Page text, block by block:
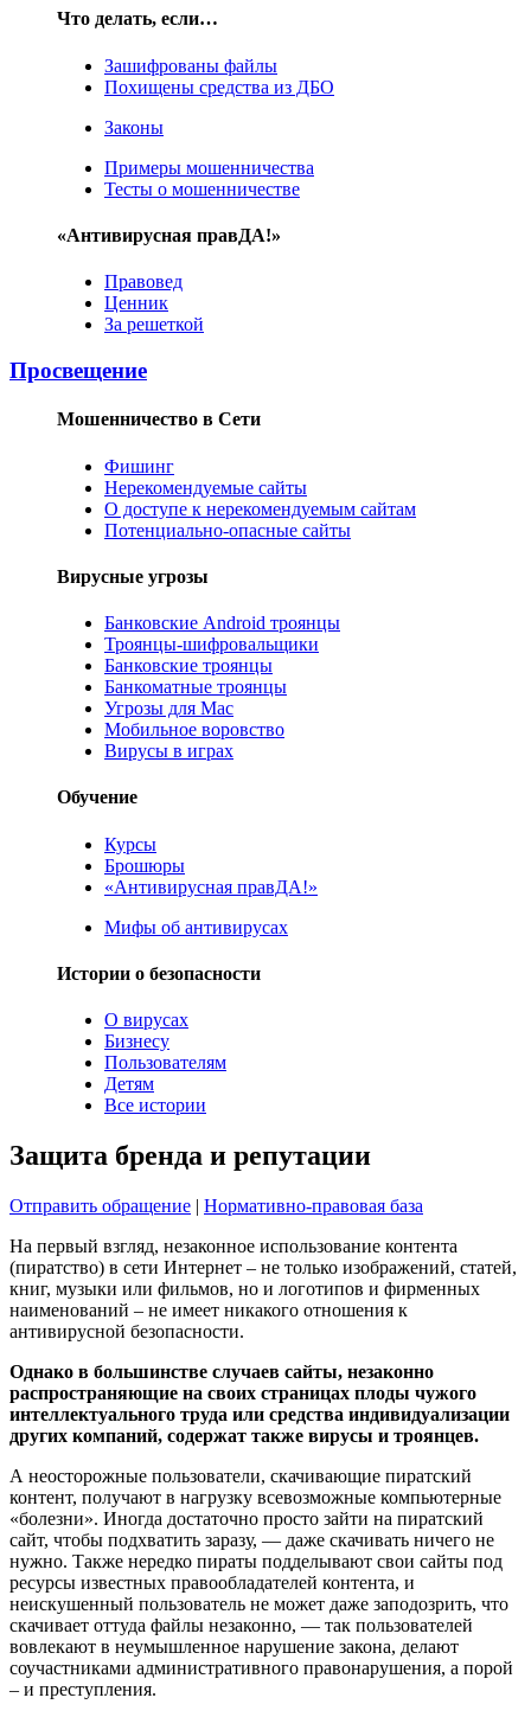
Что делать, если…
Зашифрованы файлы
Похищены средства из ДБО
Законы
Примеры мошенничества
Тесты о мошенничестве
«Антивирусная правДА!»
Правовед
Ценник
За решеткой
Просвещение
Мошенничество в Сети
Фишинг
Нерекомендуемые сайты
О доступе к нерекомендуемым сайтам
Потенциально-опасные сайты
Вирусные угрозы
Банковские Android троянцы
Троянцы-шифровальщики
Банковские троянцы
Банкоматные троянцы
Угрозы для Mac
Мобильное воровство
Вирусы в играх
Обучение
Курсы
Брошюры
«Антивирусная правДА!»
Мифы об антивирусах
Истории о безопасности
О вирусах
Бизнесу
Пользователям
Детям
Все истории
Защита бренда и репутации
Отправить обращение | Нормативно-правовая база
На первый взгляд, незаконное использование контента
(пиратство) в сети Интернет – не только изображений, статей,
книг, музыки или фильмов, но и логотипов и фирменных
наименований – не имеет никакого отношения к
антивирусной безопасности.
Однако в большинстве случаев сайты, незаконно
распространяющие на своих страницах плоды чужого
интеллектуального труда или средства индивидуализации
других компаний, содержат также вирусы и троянцев.
А неосторожные пользователи, скачивающие пиратский
контент, получают в нагрузку всевозможные компьютерные
«болезни». Иногда достаточно просто зайти на пиратский
сайт, чтобы подхватить заразу, — даже скачивать ничего не
нужно. Также нередко пираты подделывают свои сайты под
ресурсы известных правообладателей контента, и
неискушенный пользователь не может даже заподозрить, что
скачивает оттуда файлы незаконно, — так пользователей
вовлекают в неумышленное нарушение закона, делают
соучастниками административного правонарушения, а порой
– и преступления.